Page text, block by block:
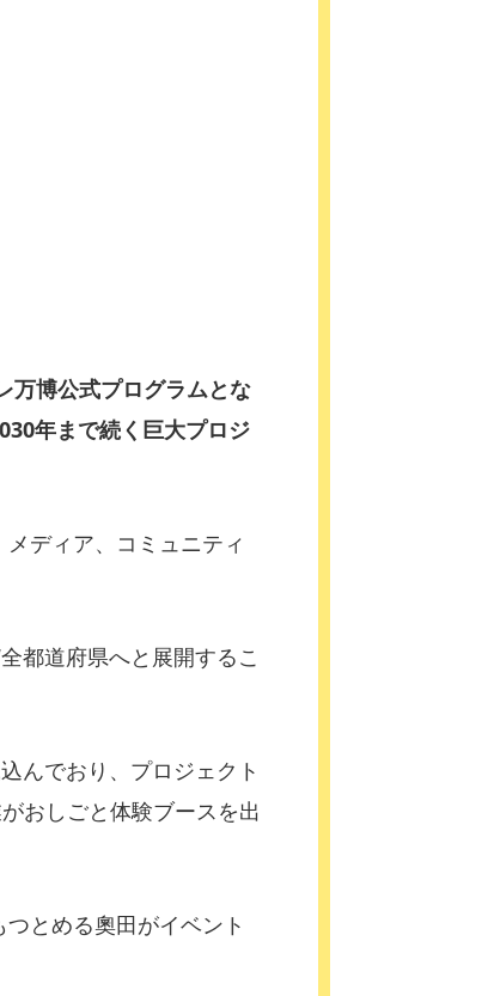
万博公式プログラムとな
年まで続く巨大プロジ
ディア、コミュニティ
都道府県へと展開するこ
んでおり、プロジェクト
おしごと体験ブースを出
とめる奧田がイベント